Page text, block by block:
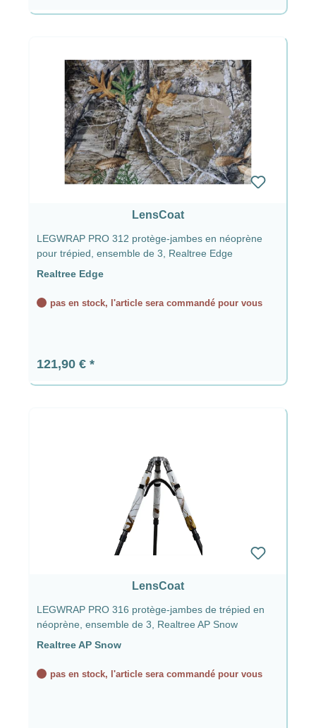
LensCoat
LEGWRAP PRO 312 protège-jambes en néoprène
pour trépied, ensemble de 3, Realtree Edge
Realtree Edge
pas en stock, l'article sera commandé pour vous
Prix régulier :
121,90 €
LensCoat
LEGWRAP PRO 316 protège-jambes de trépied en
néoprène, ensemble de 3, Realtree AP Snow
Realtree AP Snow
pas en stock, l'article sera commandé pour vous